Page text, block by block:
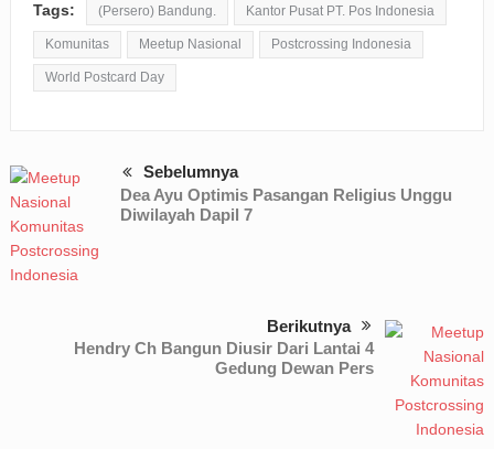
Tags: (Persero) Bandung. Kantor Pusat PT. Pos Indonesia
Komunitas Meetup Nasional Postcrossing Indonesia
World Postcard Day
Sebelumnya
Dea Ayu Optimis Pasangan Religius Unggu
Diwilayah Dapil 7
Berikutnya
Hendry Ch Bangun Diusir Dari Lantai 4
Gedung Dewan Pers